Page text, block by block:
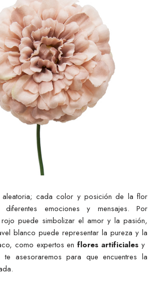
aleatoria; cada color y posición de la flor
diferentes emociones y mensajes. Por
puede simbolizar el amor y la pasión,
blanco puede representar la pureza y la
como expertos enflores artificiales y
asesoraremos para que encuentres la